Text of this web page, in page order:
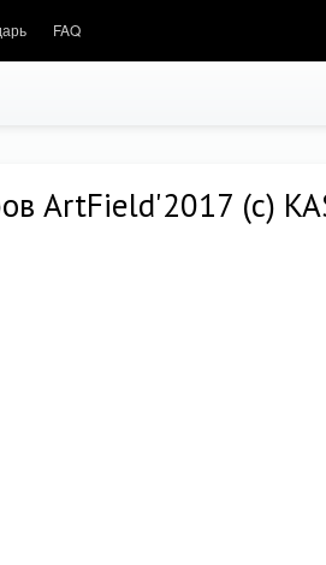
FAQ
ArtField'2017 (c)